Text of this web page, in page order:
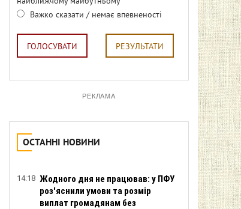
Важко сказати / немає впевненості
ГОЛОСУВАТИ РЕЗУЛЬТАТИ
РЕКЛАМА
ОСТАННІ НОВИНИ
14:18 Жодного дня не працював: у ПФУ
роз'яснили умови та розмір
виплат громадянам без